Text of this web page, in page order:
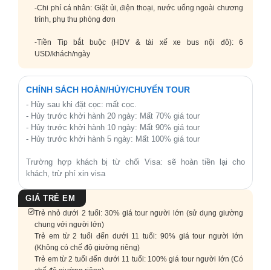
-Chi phí cá nhân: Giặt ủi, điện thoại, nước uống ngoài chương
trình, phụ thu phòng đơn
-Tiền Tip bắt buộc (HDV & tài xế xe bus nội đô): 6
USD/khách/ngày
CHÍNH SÁCH HOÀN/HỦY/CHUYỂN TOUR
- Hủy sau khi đặt cọc: mất cọc.
- Hủy trước khởi hành 20 ngày: Mất 70% giá tour
- Hủy trước khởi hành 10 ngày: Mất 90% giá tour
- Hủy trước khởi hành 5 ngày: Mất 100% giá tour
Trường hợp khách bị từ chối Visa: sẽ hoàn tiền lại cho
khách, trừ phí xin visa
GIÁ TRẺ EM
Trẻ nhỏ dưới 2 tuổi: 30% giá tour người lớn (sử dụng giường
chung với người lớn)
Trẻ em từ 2 tuổi đến dưới 11 tuổi: 90% giá tour người lớn
(Không có chế độ giường riêng)
Trẻ em từ 2 tuổi đến dưới 11 tuổi: 100% giá tour người lớn (Có